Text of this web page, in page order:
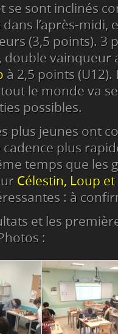
se sont inclinés
l’après-midi,
(3,5 points). 3
, double vainqueur
à 2,5 points
le monde va
possibles.
plus jeunes ont
plus
temps que les
Célestin, Loup et
: à
et les
: